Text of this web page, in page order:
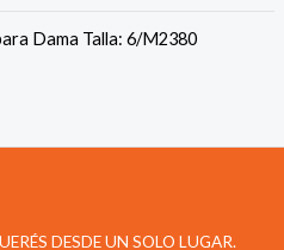
Dama Talla: 6/M2380
DESDE UN SOLO LUGAR.